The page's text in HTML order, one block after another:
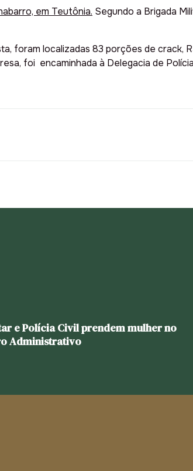
em Teutônia. Segundo a Brigada
foram localizadas 83 porções de crack,
foi encaminhada à Delegacia de
e Polícia Civil prendem mulher no
Administrativo